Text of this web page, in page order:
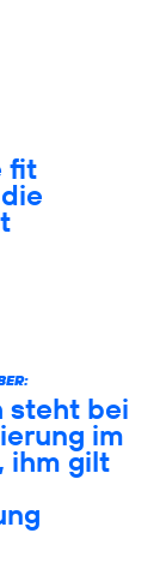
fit
steht bei
im
ihm gilt